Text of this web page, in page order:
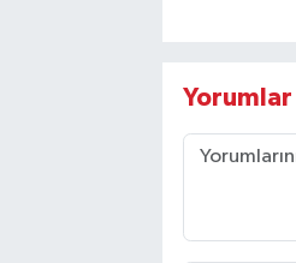
Yorumlar